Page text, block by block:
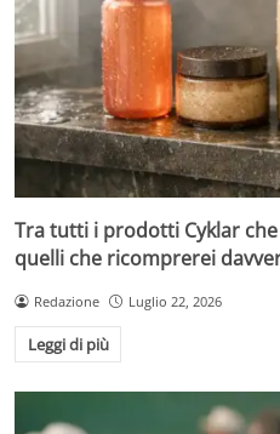
Tra tutti i prodotti Cyklar
quelli che ricomprerei
Redazione Luglio 22, 2026
Leggi di più